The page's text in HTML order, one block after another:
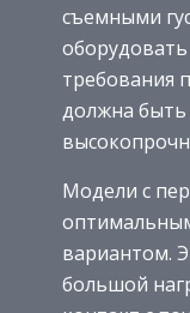
съемными
требования
должна
Модели с
вариантом.
большой